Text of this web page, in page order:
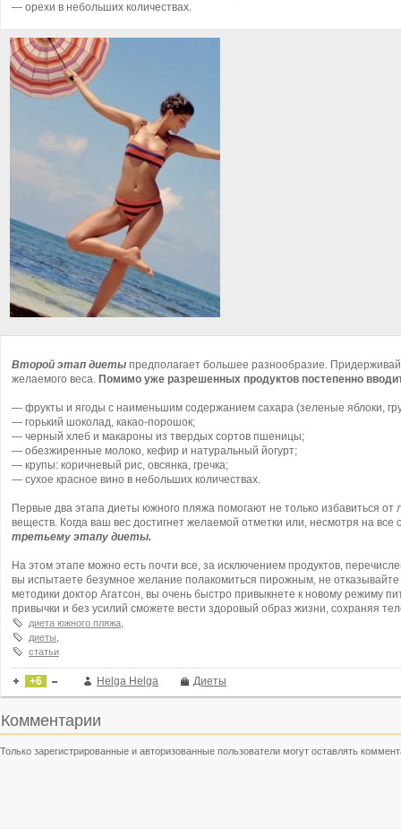
— орехи в небольших количествах.
Второй этап диеты предполагает большее разнообразие.
желаемого веса. Помимо уже разрешенных продуктов постепенно
— фрукты и ягоды с наименьшим содержанием сахара (зеленые яблоки,
— горький шоколад, какао-порошок;
— черный хлеб и макароны из твердых сортов пшеницы;
— обезжиренные молоко, кефир и натуральный йогурт;
— крупы: коричневый рис, овсянка, гречка;
— сухое красное вино в небольших количествах.
Первые два этапа диеты южного пляжа помогают не только избавиться
веществ. Когда ваш вес достигнет желаемой отметки или, несмотря на все
третьему этапу диеты.
На этом этапе можно есть почти все, за исключением продуктов,
вы испытаете безумное желание полакомиться пирожным, не отказывайте
методики доктор Агатсон, вы очень быстро привыкнете к новому режиму
привычки и без усилий сможете вести здоровый образ жизни, сохраняя
диета южного пляжа
диеты
статьи
+6 Helga Helga Диеты
Комментарии
Только зарегистрированные и авторизованные пользователи могут оставлять